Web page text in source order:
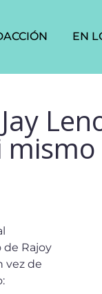
EN
mismo
Rajoy
vez de